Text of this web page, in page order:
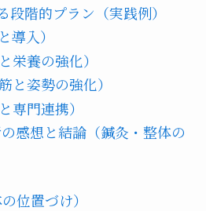
段階的プラン（実践例）
導入）
栄養の強化）
と姿勢の強化）
専門連携）
感想と結論（鍼灸・整体の
位置づけ）